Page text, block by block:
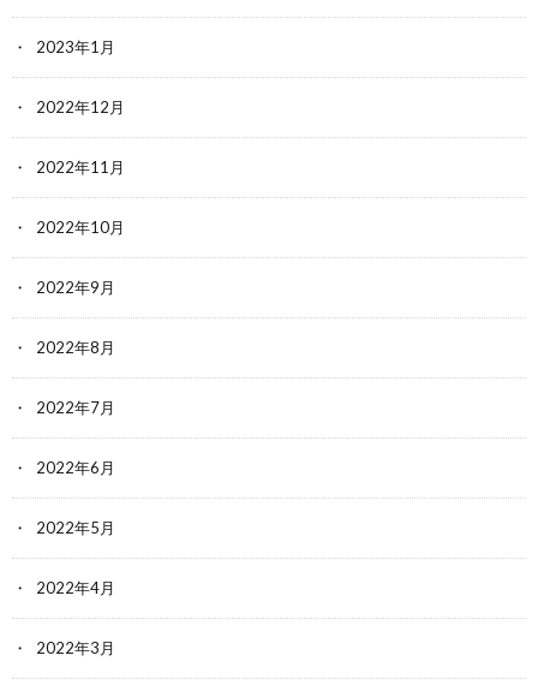
2023年1月
2022年12月
2022年11月
2022年10月
2022年9月
2022年8月
2022年7月
2022年6月
2022年5月
2022年4月
2022年3月